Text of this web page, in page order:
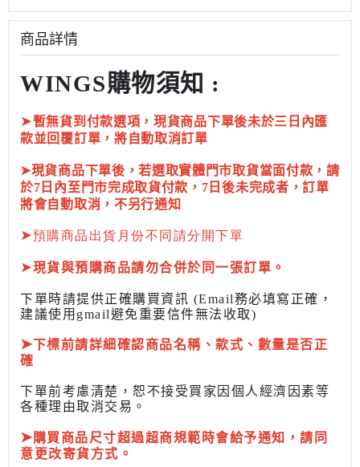
商品詳情
WINGS購物須知 :
➤暫無貨到付款選項，現貨商品下單後未於三日內匯
款並回覆訂單，將自動取消訂單
➤現貨商品下單後，若選取實體門市取貨當面付款，請
於7日內至門市完成取貨付款，7日後未完成者，訂單
將會自動取消，不另行通知
➤預購商品出貨月份不同請分開下單
➤現貨與預購商品請勿合併於同一張訂單。
下單時請提供正確購買資訊 (Email務必填寫正確，
建議使用gmail避免重要信件無法收取)
➤下標前請詳細確認商品名稱、款式、數量是否正
確
下單前考慮清楚，恕不接受買家因個人經濟因素等
各種理由取消交易。
➤購買商品尺寸超過超商規範時會給予通知，請同
意更改寄貨方式。